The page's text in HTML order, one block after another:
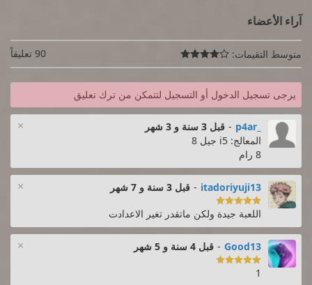
آراء الأعضاء
متوسط التقيمات:  90 تعليقاً
يرجى تسجيل الدخول أو التسجيل لتتمكن من ترك تعليق
× - قبل 3 سنة و 3 شهر
المعالج: i5 جيل 8
8 رام
× itadoriyuji13
- قبل 3 سنة و 7 شهر

اللعبة جيدة ولكن ماتقدر تغير الاعدادت
× Good13
- قبل 4 سنة و 5 شهر

1